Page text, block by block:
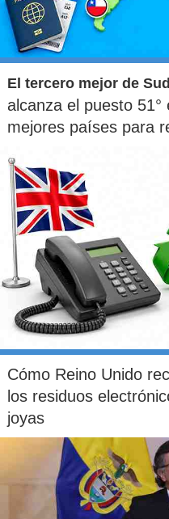
El tercero mejor de
alcanza el puesto 51°
mejores países para
Cómo Reino Unido
los residuos
joyas